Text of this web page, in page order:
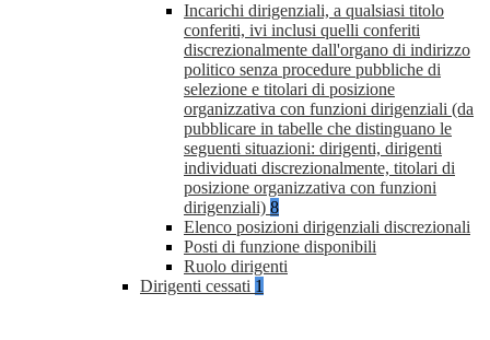
Incarichi dirigenziali, a qualsiasi titolo
conferiti, ivi inclusi quelli conferiti
discrezionalmente dall'organo di indirizzo
politico senza procedure pubbliche di
selezione e titolari di posizione
organizzativa con funzioni dirigenziali (da
pubblicare in tabelle che distinguano le
seguenti situazioni: dirigenti, dirigenti
individuati discrezionalmente, titolari di
posizione organizzativa con funzioni
dirigenziali) 8
Elenco posizioni dirigenziali discrezionali
Posti di funzione disponibili
Ruolo dirigenti
Dirigenti cessati 1